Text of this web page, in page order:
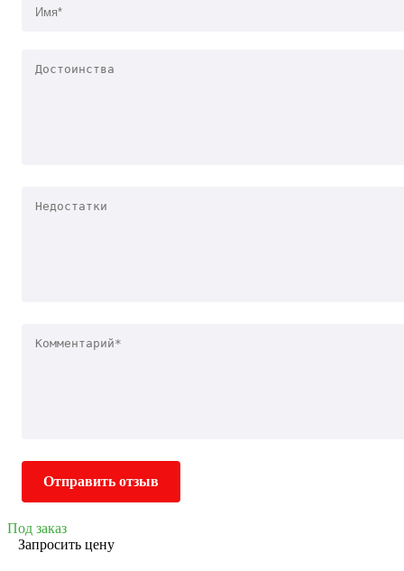
Отправить отзыв
Под заказ
Запросить цену